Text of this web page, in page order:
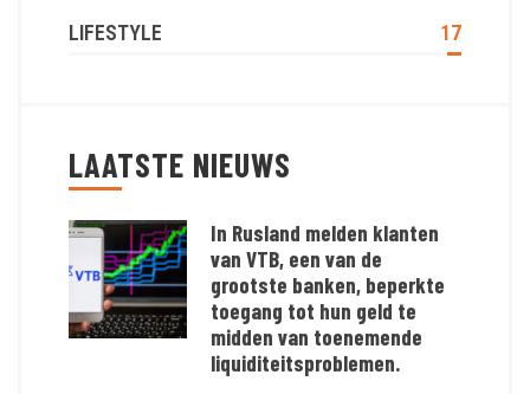
LIFESTYLE 17
LAATSTE NIEUWS
In Rusland melden klanten
van VTB, een van de
grootste banken, beperkte
toegang tot hun geld te
midden van toenemende
liquiditeitsproblemen.